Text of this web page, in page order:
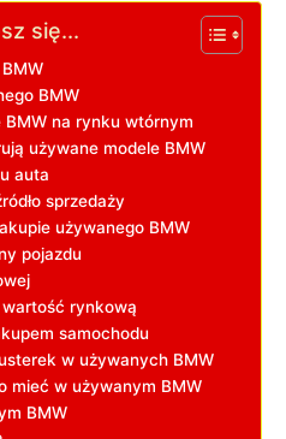
się...
BMW
BMW na rynku wtórnym
używane modele BMW
auta
sprzedaży
używanego BMW
pojazdu
wartość‌ rynkową
samochodu
w⁤ używanych BMW
mieć w używanym BMW
BMW